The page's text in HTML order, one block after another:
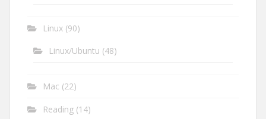
Linux (90)
Linux/Ubuntu (48)
Mac (22)
Reading (14)